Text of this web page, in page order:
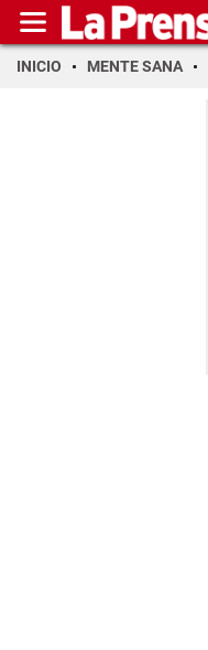
INICIO MENTE SANA